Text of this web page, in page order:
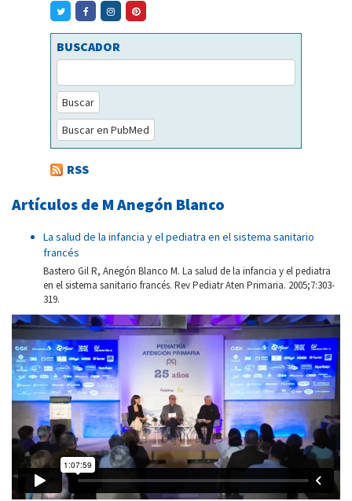
BUSCADOR
Buscar
Buscar en PubMed
RSS
Artículos de M Anegón Blanco
La salud de la infancia y el pediatra en el sistema sanitario
francés
Bastero Gil R, Anegón Blanco M. La salud de la infancia y el pediatra
en el sistema sanitario francés. Rev Pediatr Aten Primaria. 2005;7:303-
319.